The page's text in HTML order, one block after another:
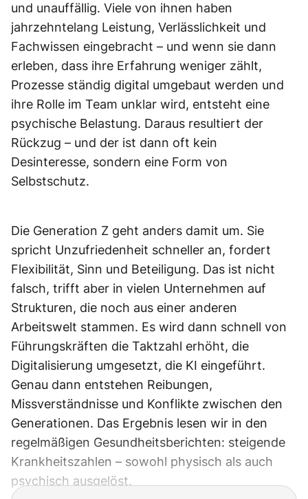
und unauffällig. Viele von ihnen haben
jahrzehntelang Leistung, Verlässlichkeit und
Fachwissen eingebracht – und wenn sie dann
erleben, dass ihre Erfahrung weniger zählt,
Prozesse ständig digital umgebaut werden und
ihre Rolle im Team unklar wird, entsteht eine
psychische Belastung. Daraus resultiert der
Rückzug – und der ist dann oft kein
Desinteresse, sondern eine Form von
Selbstschutz.
Die Generation Z geht anders damit um. Sie
spricht Unzufriedenheit schneller an, fordert
Flexibilität, Sinn und Beteiligung. Das ist nicht
falsch, trifft aber in vielen Unternehmen auf
Strukturen, die noch aus einer anderen
Arbeitswelt stammen. Es wird dann schnell von
Führungskräften die Taktzahl erhöht, die
Digitalisierung umgesetzt, die KI eingeführt.
Genau dann entstehen Reibungen,
Missverständnisse und Konflikte zwischen den
Generationen. Das Ergebnis lesen wir in den
regelmäßigen Gesundheitsberichten: steigende
Krankheitszahlen – sowohl physisch als auch
psychisch ausgelöst.